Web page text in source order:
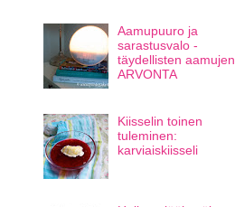
Aamupuuro ja
sarastusvalo -
täydellisten aamujen
ARVONTA
Kiisselin toinen
tuleminen:
karviaiskiisseli